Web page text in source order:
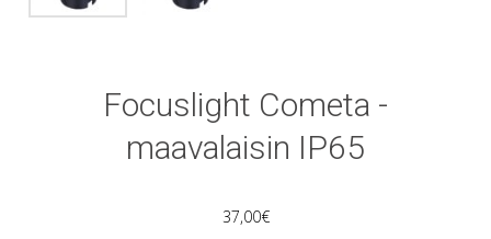
Focuslight Cometa -
maavalaisin IP65
37,00€